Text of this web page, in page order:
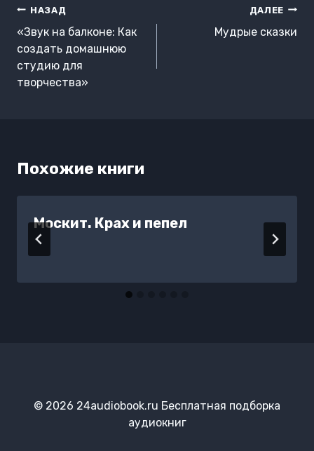
Навигация
по
записям
НАЗАД
«Звук на балконе: Как
создать домашнюю
студию для
творчества»
ДАЛЕЕ
Мудрые сказки
Похожие книги
Москит. Крах и пепел
© 2026 24audiobook.ru Бесплатная подборка
аудиокниг